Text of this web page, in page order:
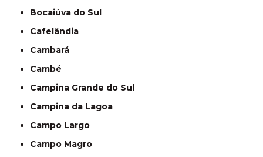
Bocaiúva do Sul
Cafelândia
Cambará
Cambé
Campina Grande do Sul
Campina da Lagoa
Campo Largo
Campo Magro